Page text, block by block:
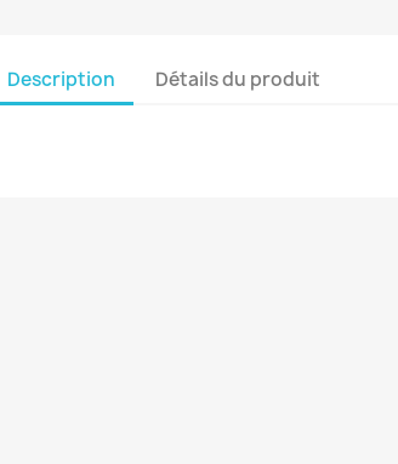
Description Détails du produit